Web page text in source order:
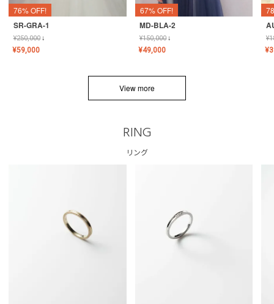
76% OFF!
SR-GRA-1
¥250,000↓
¥59,000
67% OFF!
MD-BLA-2
¥150,000↓
¥49,000
¥
¥
View more
RING
リング